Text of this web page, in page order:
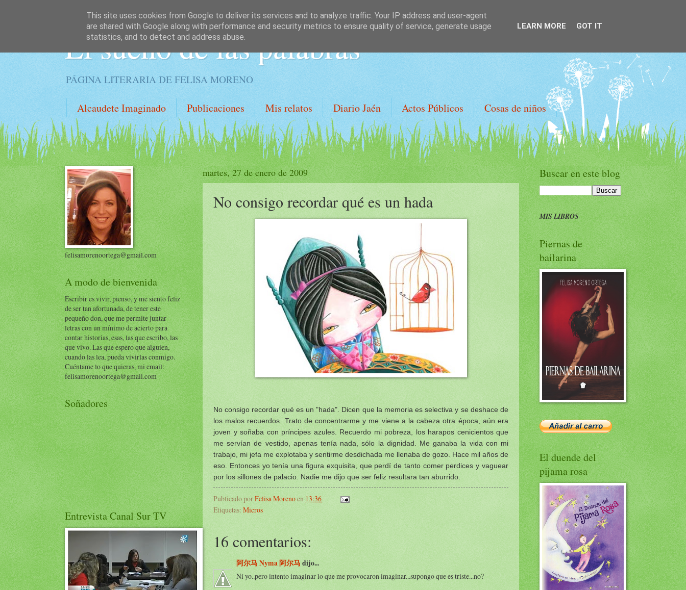
El sueño de las palabras
PÁGINA LITERARIA DE FELISA MORENO
Alcaudete Imaginado Publicaciones Mis relatos Diario Jaén Actos Públicos Cosas de niños
martes, 27 de enero de 2009
No consigo recordar qué es un hada
No consigo recordar qué es un "hada". Dicen que la memoria es selectiva y se deshace de
los malos recuerdos. Trato de concentrarme y me viene a la cabeza otra época, aún era
joven y soñaba con príncipes azules. Recuerdo mi pobreza, los harapos cenicientos que
me servían de vestido, apenas tenía nada, sólo la dignidad. Me ganaba la vida con mi
trabajo, mi jefa me explotaba y sentirme desdichada me llenaba de gozo. Hace mil años de
eso. Entonces yo tenía una figura exquisita, que perdí de tanto comer perdices y vaguear
por los sillones de palacio. Nadie me dijo que ser feliz resultara tan aburrido.
Publicado porFelisa Morenoen 13:36
Etiquetas: Micros
16 comentarios:
阿尔马 Nyma 阿尔马 dijo...
Ni yo..pero intento imaginar lo que me provocaron imaginar...supongo que es triste...no?
felisamorenoortega@gmail.com
A modo de bienvenida
Escribir es vivir, pienso, y me siento feliz
de ser tan afortunada, de tener este
pequeño don, que me permite juntar
letras con un mínimo de acierto para
contar historias, esas, las que escribo, las
que vivo. Las que espero que alguien,
cuando las lea, pueda vivirlas conmigo.
Cuéntame lo que quieras, mi email:
felisamorenoortega@gmail.com
Soñadores
Entrevista Canal Sur TV
Buscar en este blog
MIS LIBROS
Piernas de
bailarina
El duende del
pijama rosa
This site uses cookies from Google to deliver its services and to analyze traffic. Your IP address and user-agent
are shared with Google along with performance and security metrics to ensure quality of service, generate usage
statistics, and to detect and address abuse.
LEARN MORE GOT IT